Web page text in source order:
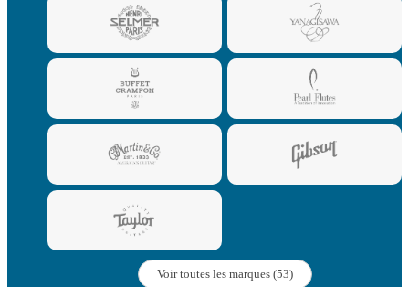
Voir toutes les marques (53)